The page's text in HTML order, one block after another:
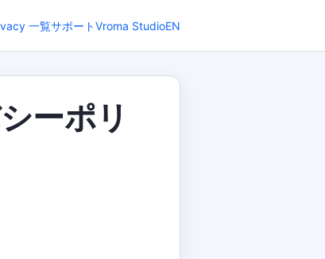
一覧サポートVroma StudioEN
ーポリ